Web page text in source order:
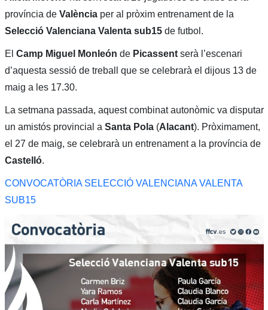
província de València per al pròxim entrenament de la
Selecció Valenciana Valenta sub15de futbol.
El Camp Miguel Monleón de Picassent serà l’escenari
d’aquesta sessió de treball que se celebrarà el dijous 13 de
maig a les 17.30.
La setmana passada, aquest combinat autonòmic va disputar
un amistós provincial a Santa Pola(Alacant). Pròximament,
el 27 de maig, se celebrarà un entrenament a la província de
Castelló.
CONVOCATÒRIA SELECCIÓ VALENCIANA VALENTA
SUB15